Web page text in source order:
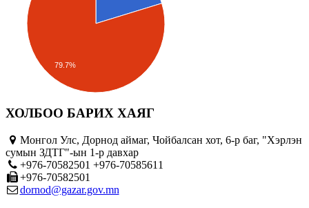
79.7%
ХОЛБОО БАРИХ ХАЯГ
Монгол Улс, Дорнод аймаг, Чойбалсан хот, 6-р баг, "Хэрлэн
сумын ЗДТГ"-ын 1-р давхар
+976-70582501 +976-70585611
+976-70582501
dornod@gazar.gov.mn